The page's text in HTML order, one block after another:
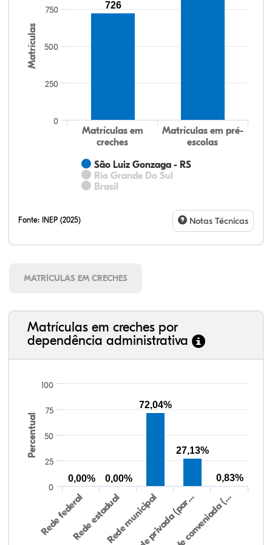
Matrículas
São Luiz Gonzaga - RS
Rio Grande Do Sul
Brasil
Matrículas em
creches
Matrículas em pré-
escolas
0
250
500
750 726
Fonte: INEP (2025) Notas Técnicas
MATRÍCULAS EM CRECHES
Matrículas em creches por
dependência administrativa
Percentual
Rede federalRede estadualRede municipal
Rede privada (par…Rede conveniada (…
0
25
50
75
100
0,00% 0,00%
72,04%
27,13%
0,83%